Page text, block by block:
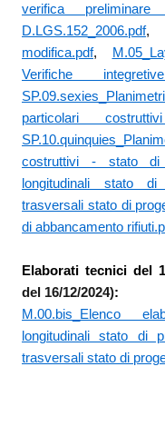
verifica
D.LGS.152_2006.pdf,
modifica.pdf,
Verifiche
particolari
costruttivi - stato di
longitudinali stato di
trasversali stato di
di abbancamento
Elaborati tecnici del
del 16/12/2024):
M.00.bis_Elenco
longitudinali stato di
trasversali stato di